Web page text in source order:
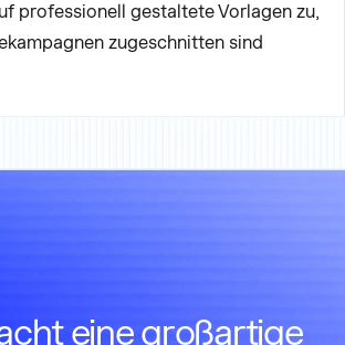
professionell gestaltete Vorlagen zu,
zugeschnitten sind
eine großartige